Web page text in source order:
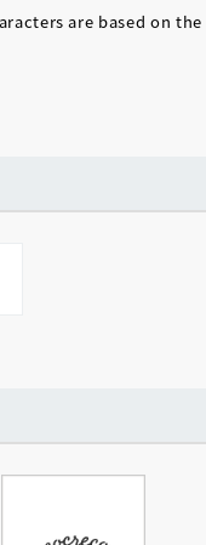
are based on